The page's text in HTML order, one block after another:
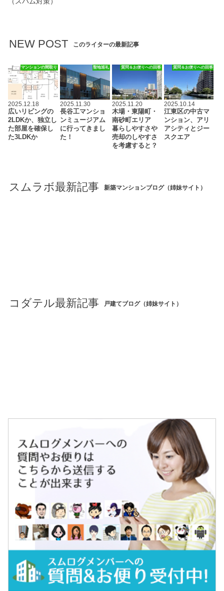
NEW POST このライターの最新記事
マンションの間取り
2025.12.18
広いリビングの
2LDKか、独立し
た部屋を確保し
た3LDKか
聖地巡礼
2025.11.30
長谷工マンショ
ンミュージアム
に行ってきまし
た！
質問＆お便りへの回答
2025.11.20
木場・東陽町・
南砂町エリア
暮らしやすさや
売却のしやすさ
を考慮すると？
質問＆お便りへの回答
2025.10.14
江東区の中古マ
ンション、アリ
アシティとジー
スクエア
スムラボ最新記事 新築マンションブログ（姉妹サイト）
コダテル最新記事 戸建てブログ（姉妹サイト）